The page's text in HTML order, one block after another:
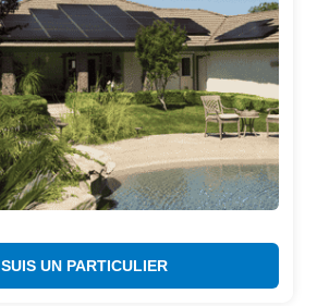
UN PARTICULIER